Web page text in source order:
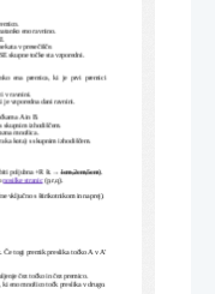
eno ravnino.
v presečišče.
skupne točke sta vzporedni.
ena  premica, ki je prvi  premici
v ravnini.
je vzporedna dani ravnini.
A in B.
skupnim izhodiščem.
množica.
kota) s skupnim izhodiščem.
biti poljubna +R št.→ 1cm,2cm,5cm).
nosilke stranic (p,r,q).
vključno s štirikotnikom in naprej).
Če togi premik preslika točko A v A'
čez točko in čez premico.
eno množico točk preslika v drugo.